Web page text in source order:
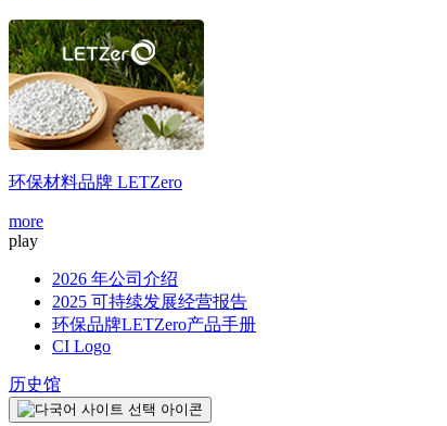
环保材料品牌 LETZero
more
play
2026 年公司介绍
2025 可持续发展经营报告
环保品牌LETZero产品手册
CI Logo
历史馆